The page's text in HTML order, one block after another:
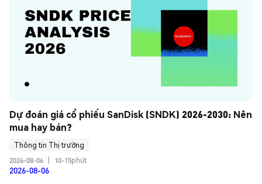
Dự đoán giá cổ phiếu SanDisk (SNDK) 2026-2030: Nên
mua hay bán?
Thông tin Thị trường
2026-08-06
10-15phút
2026-08-06